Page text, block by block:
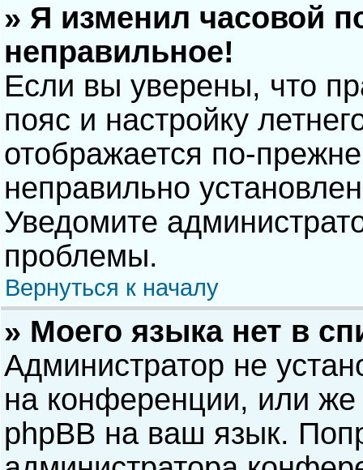
» Я изменил часовой
неправильное!
Если вы уверены, что
пояс и настройку
отображается по-
неправильно
Уведомите
проблемы.
Вернуться к началу
» Моего языка нет в
Администратор не
на конференции, или же
phpBB на ваш язык.